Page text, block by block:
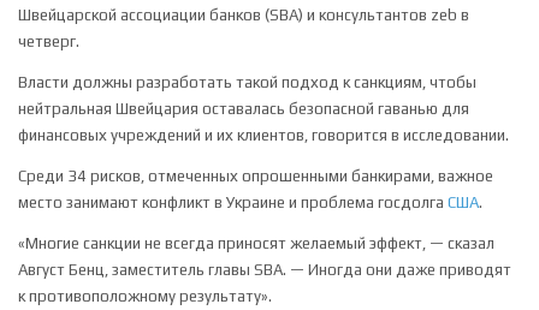
Швейцарской ассоциации банков (SBA) и консультантов zeb в
четверг.
Власти должны разработать такой подход к санкциям, чтобы
нейтральная Швейцария оставалась безопасной гаванью для
финансовых учреждений и их клиентов, говорится в исследовании.
Среди 34 рисков, отмеченных опрошенными банкирами, важное
место занимают конфликт в Украине и проблема госдолга США.
«Многие санкции не всегда приносят желаемый эффект, — сказал
Август Бенц, заместитель главы SBA. — Иногда они даже приводят
к противоположному результату».